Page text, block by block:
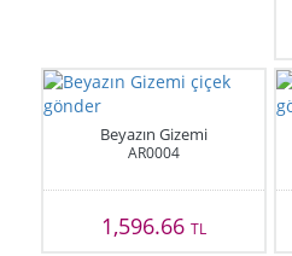
Beyazın Gizemi
AR0004
1,596.66TL